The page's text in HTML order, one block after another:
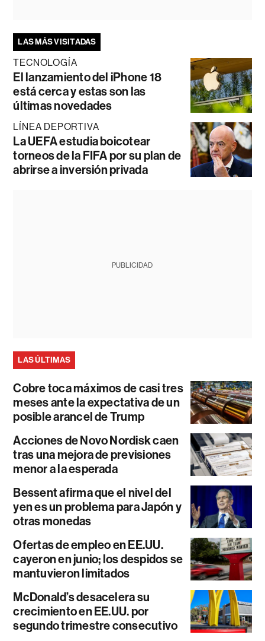
LAS MÁS VISITADAS
TECNOLOGÍA
El lanzamiento del iPhone 18
está cerca y estas son las
últimas novedades
LÍNEA DEPORTIVA
La UEFA estudia boicotear
torneos de la FIFA por su plan de
abrirse a inversión privada
PUBLICIDAD
LAS ÚLTIMAS
Cobre toca máximos de casi tres
meses ante la expectativa de un
posible arancel de Trump
Acciones de Novo Nordisk caen
tras una mejora de previsiones
menor a la esperada
Bessent afirma que el nivel del
yen es un problema para Japón y
otras monedas
Ofertas de empleo en EE.UU.
cayeron en junio; los despidos se
mantuvieron limitados
McDonald’s desacelera su
crecimiento en EE.UU. por
segundo trimestre consecutivo